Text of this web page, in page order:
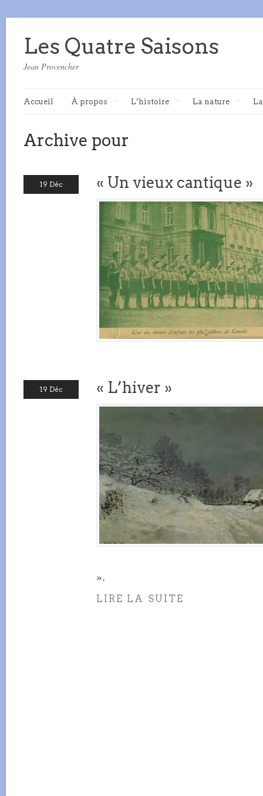
Les Quatre Saisons
Jean Provencher
Accueil À propos L’histoire La nature
Archive pour
19 Déc « Un vieux cantique »
19 Déc « L’hiver »
».
LIRE LA SUITE